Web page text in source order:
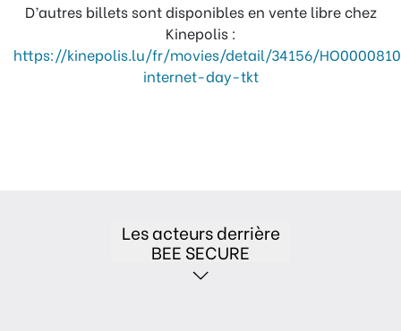
D’autres billets sont disponibles en vente libre chez
Kinepolis :
https://kinepolis.lu/fr/movies/detail/34156/
internet-day-tkt
Les acteurs derrière
BEE SECURE